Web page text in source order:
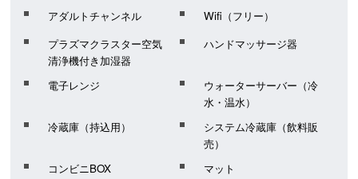
アダルトチャンネル
Wifi（フリー）
プラズマクラスター空気
清浄機付き加湿器
ハンドマッサージ器
電子レンジ
ウォーターサーバー（冷
水・温水）
冷蔵庫（持込用）
システム冷蔵庫（飲料販
売）
コンビニBOX
マット